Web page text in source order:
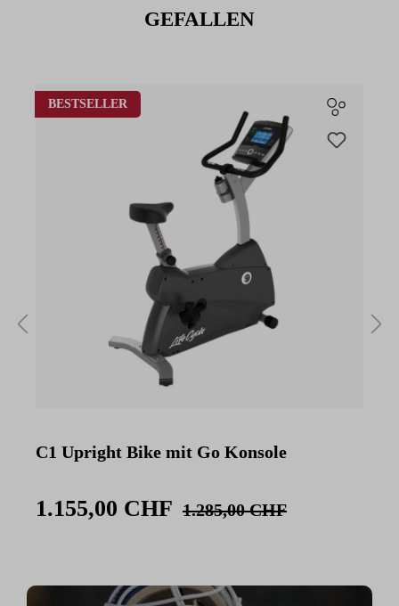
GEFALLEN
Produktgalerie überspringen
BESTSELLER
C1 Upright Bike mit Go Konsole
1.155,00 CHF 1.285,00 CHF